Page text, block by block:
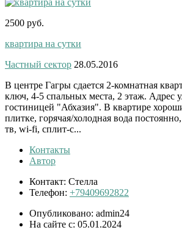
2500 руб.
квартира на сутки
Частный сектор 28.05.2016
В центре Гагры сдается 2-комнатная
ключ, 4-5 спальных места, 2 этаж. Адрес
гостиницей "Абхазия". В квартире
плитке, горячая/холодная вода
тв, wi-fi, сплит-с...
Контакты
Автор
Контакт: Стелла
Телефон: +79409692822
Опубликовано: admin24
На сайте с: 05.01.2024